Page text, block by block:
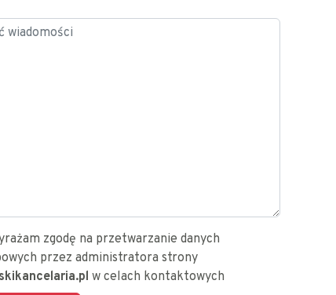
zgodę na przetwarzanie danych
przez administratora strony
w celach kontaktowych